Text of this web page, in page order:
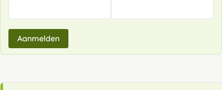
Aanmelden